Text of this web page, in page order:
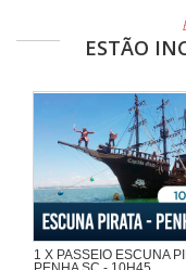
ESTÃO
1 X PASSEIO ESCUNA